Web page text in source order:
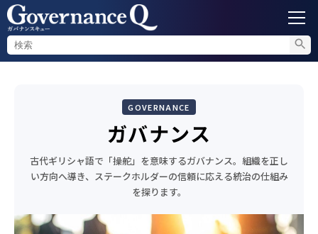
内部通報
コンプライアンス調査
不正対策
GOVERNANCE
ガバナンス
古代ギリシャ語で「操舵」を意味するガバナンス。組織を正し
い方向へ導き、ステークホルダーの信頼に応える統治の仕組み
を探ります。